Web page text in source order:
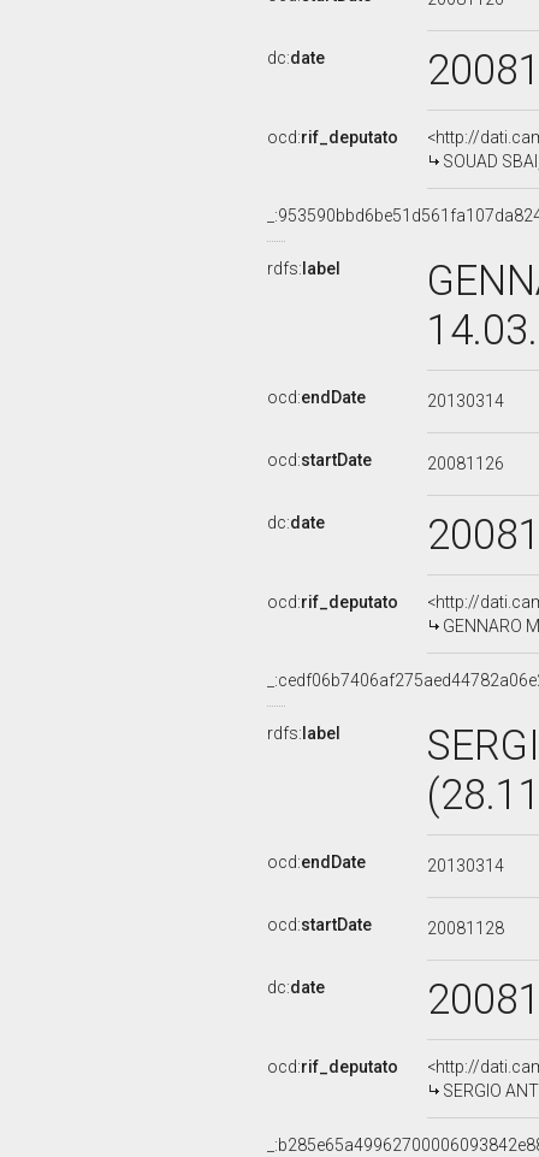
dc:date
ocd:rif_deputato
<http://
SOUAD
rdfs: label
ocd:endDate 20130314
ocd:startDate 20081126
dc:date
ocd:rif_deputato
<http://
GENNARO
rdfs: label
ocd:endDate 20130314
ocd:startDate 20081128
dc:date
ocd:rif_deputato
<http://
SERGIO